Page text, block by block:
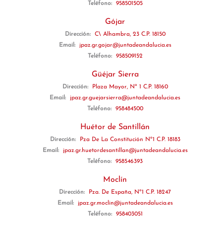
Teléfono:
958501505
Gójar
Dirección:
C\ Alhambra, 23 C.P. 18150
Email:
jpaz.gr.gojar@juntadeandalucia.es
Teléfono:
958509152
Güéjar Sierra
Dirección:
Plaza Mayor, Nº 1 C.P. 18160
Email:
jpaz.gr.guejarsierra@juntadeandalucia.es
Teléfono:
958484500
Huétor de Santillán
Dirección:
Pza De La Constitución Nº1 C.P. 18183
Email:
jpaz.gr.huetordesantillan@juntadeandalucia.es
Teléfono:
958546393
Moclín
Dirección:
Pza. De España, Nº1 C.P. 18247
Email:
jpaz.gr.moclin@juntadeandalucia.es
Teléfono:
958403051